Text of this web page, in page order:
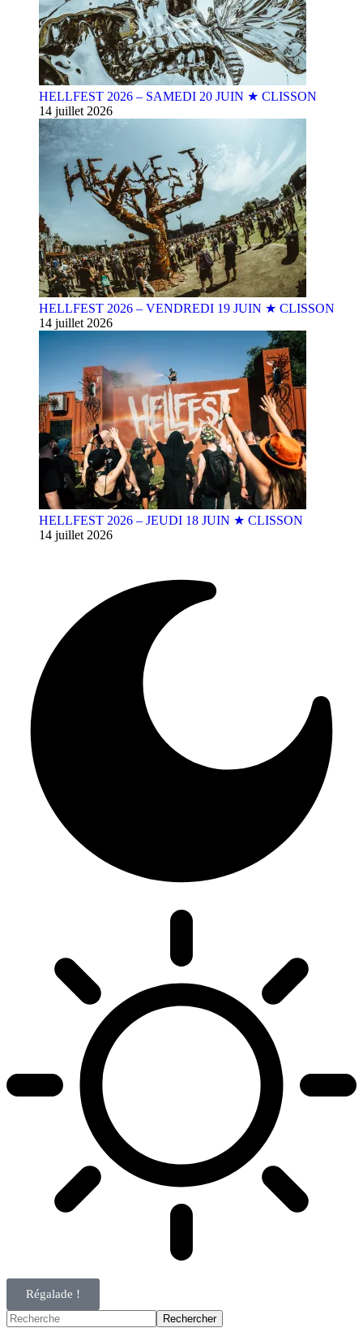
HELLFEST 2026 – SAMEDI 20 JUIN ★ CLISSON
14 juillet 2026
HELLFEST 2026 – VENDREDI 19 JUIN ★ CLISSON
14 juillet 2026
HELLFEST 2026 – JEUDI 18 JUIN ★ CLISSON
14 juillet 2026
Régalade !